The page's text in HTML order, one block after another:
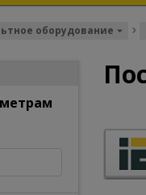
оборудование